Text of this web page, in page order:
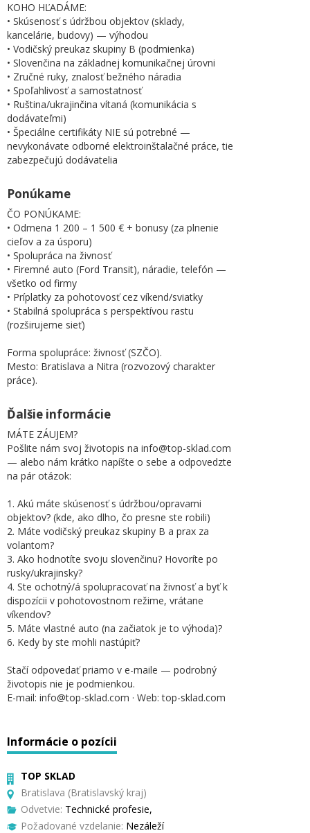
KOHO HĽADÁME:
• Skúsenosť s údržbou objektov (sklady,
kancelárie, budovy) — výhodou
• Vodičský preukaz skupiny B (podmienka)
• Slovenčina na základnej komunikačnej úrovni
• Zručné ruky, znalosť bežného náradia
• Spoľahlivosť a samostatnosť
• Ruština/ukrajinčina vítaná (komunikácia s
dodávateľmi)
• Špeciálne certifikáty NIE sú potrebné —
nevykonávate odborné elektroinštalačné práce, tie
zabezpečujú dodávatelia
Ponúkame
ČO PONÚKAME:
• Odmena 1 200 – 1 500 € + bonusy (za plnenie
cieľov a za úsporu)
• Spolupráca na živnosť
• Firemné auto (Ford Transit), náradie, telefón —
všetko od firmy
• Príplatky za pohotovosť cez víkend/sviatky
• Stabilná spolupráca s perspektívou rastu
(rozširujeme sieť)
Forma spolupráce: živnosť (SZČO).
Mesto: Bratislava a Nitra (rozvozový charakter
práce).
Ďalšie informácie
MÁTE ZÁUJEM?
Pošlite nám svoj životopis na info@top-sklad.com
— alebo nám krátko napíšte o sebe a odpovedzte
na pár otázok:
1. Akú máte skúsenosť s údržbou/opravami
objektov? (kde, ako dlho, čo presne ste robili)
2. Máte vodičský preukaz skupiny B a prax za
volantom?
3. Ako hodnotíte svoju slovenčinu? Hovoríte po
rusky/ukrajinsky?
4. Ste ochotný/á spolupracovať na živnosť a byť k
dispozícii v pohotovostnom režime, vrátane
víkendov?
5. Máte vlastné auto (na začiatok je to výhoda)?
6. Kedy by ste mohli nastúpiť?
Stačí odpovedať priamo v e-maile — podrobný
životopis nie je podmienkou.
E-mail: info@top-sklad.com · Web: top-sklad.com
Informácie o pozícii
TOP SKLAD
Bratislava (Bratislavský kraj)
Odvetvie: Technické profesie,
Požadované vzdelanie: Nezáleží